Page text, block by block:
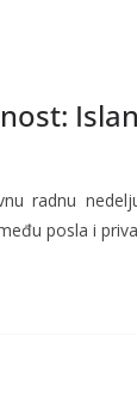
radnu
posla i